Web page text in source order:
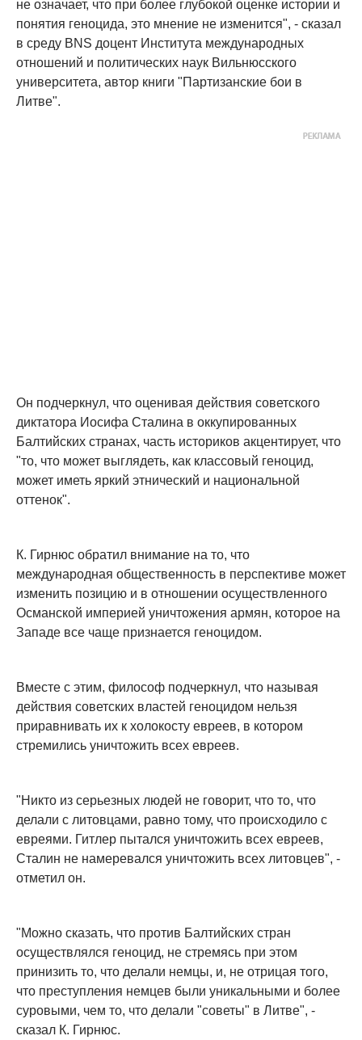
не означает, что при более глубокой оценке истории и
понятия геноцида, это мнение не изменится", - сказал
в среду BNS доцент Института международных
отношений и политических наук Вильнюсского
университета, автор книги "Партизанские бои в
Литве".
Он подчеркнул, что оценивая действия советского
диктатора Иосифа Сталина в оккупированных
Балтийских странах, часть историков акцентирует, что
"то, что может выглядеть, как классовый геноцид,
может иметь яркий этнический и национальной
оттенок".
К. Гирнюс обратил внимание на то, что
международная общественность в перспективе может
изменить позицию и в отношении осуществленного
Османской империей уничтожения армян, которое на
Западе все чаще признается геноцидом.
Вместе с этим, философ подчеркнул, что называя
действия советских властей геноцидом нельзя
приравнивать их к холокосту евреев, в котором
стремились уничтожить всех евреев.
"Никто из серьезных людей не говорит, что то, что
делали с литовцами, равно тому, что происходило с
евреями. Гитлер пытался уничтожить всех евреев,
Сталин не намеревался уничтожить всех литовцев", -
отметил он.
"Можно сказать, что против Балтийских стран
осуществлялся геноцид, не стремясь при этом
принизить то, что делали немцы, и, не отрицая того,
что преступления немцев были уникальными и более
суровыми, чем то, что делали "советы" в Литве", -
сказал К. Гирнюс.